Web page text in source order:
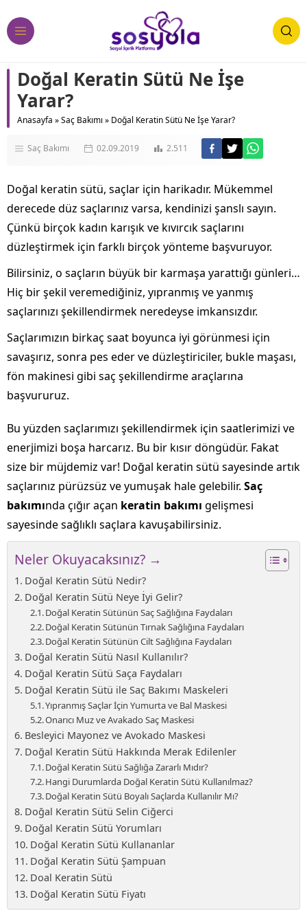
Doğal Keratin Sütü Ne İşe
Yarar?
Anasayfa »Saç Bakımı » Doğal Keratin Sütü Ne İşe Yarar?
Saç Bakımı 02.09.2019 2.511
Doğal keratin sütü, saçlar için harikadır. Mükemmel
derecede düz saçlarınız varsa, kendinizi şanslı sayın.
Çünkü birçok kadın karışık ve kıvırcık saçlarını
düzleştirmek için farklı birçok yönteme başvuruyor.
Bilirsiniz, o saçların büyük bir karmaşa yarattığı günleri…
Hiç bir şekil veremediğiniz, yıpranmış ve yanmış
saçlarınızı şekillendirmek neredeyse imkansızdır.
Saçlarımızın birkaç saat boyunca iyi görünmesi için
savaşırız, sonra pes eder ve düzleştiriciler, bukle maşası,
fön makinesi gibi saç şekillendirme araçlarına
başvururuz.
Bu yüzden saçlarımızı şekillendirmek için saatlerimizi ve
enerjimizi boşa harcarız. Bu bir kısır döngüdür. Fakat
size bir müjdemiz var! Doğal keratin sütü sayesinde artık
saçlarınız pürüzsüz ve yumuşak hale gelebilir. Saç
bakımında çığır açan keratin bakımı gelişmesi
sayesinde sağlıklı saçlara kavuşabilirsiniz.
Neler Okuyacaksınız? →
Doğal Keratin Sütü Nedir?
Doğal Keratin Sütü Neye İyi Gelir?
Doğal Keratin Sütünün Saç Sağlığına Faydaları
Doğal Keratin Sütünün Tırnak Sağlığına Faydaları
Doğal Keratin Sütünün Cilt Sağlığına Faydaları
Doğal Keratin Sütü Nasıl Kullanılır?
Doğal Keratin Sütü Saça Faydaları
Doğal Keratin Sütü ile Saç Bakımı Maskeleri
Yıpranmış Saçlar İçin Yumurta ve Bal Maskesi
Onarıcı Muz ve Avakado Saç Maskesi
Besleyici Mayonez ve Avokado Maskesi
Doğal Keratin Sütü Hakkında Merak Edilenler
Doğal Keratin Sütü Sağlığa Zararlı Mıdır?
Hangi Durumlarda Doğal Keratin Sütü Kullanılmaz?
Doğal Keratin Sütü Boyalı Saçlarda Kullanılır Mı?
Doğal Keratin Sütü Selin Ciğerci
Doğal Keratin Sütü Yorumları
Doğal Keratin Sütü Kullananlar
Doğal Keratin Sütü Şampuan
Doal Keratin Sütü
Doğal Keratin Sütü Fiyatı